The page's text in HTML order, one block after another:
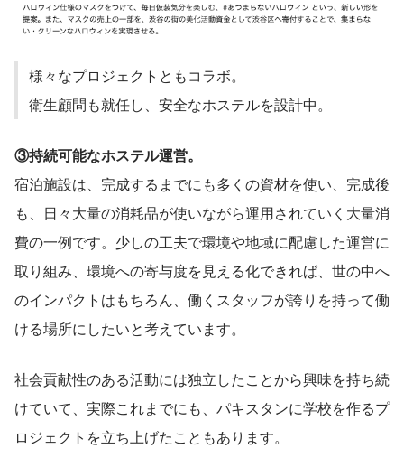
様々なプロジェクトともコラボ。
衛生顧問も就任し、安全なホステルを設計中。
③持続可能なホステル運営。
宿泊施設は、完成するまでにも多くの資材を使い、完成後
も、日々大量の消耗品が使いながら運用されていく大量消
費の一例です。少しの工夫で環境や地域に配慮した運営に
取り組み、環境への寄与度を見える化できれば、世の中へ
のインパクトはもちろん、働くスタッフが誇りを持って働
ける場所にしたいと考えています。
社会貢献性のある活動には独立したことから興味を持ち続
けていて、実際これまでにも、パキスタンに学校を作るプ
ロジェクトを立ち上げたこともあります。